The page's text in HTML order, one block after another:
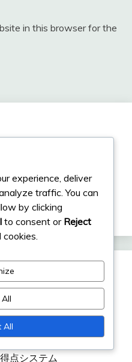
in this browser for the
ームプレイルール
ァウルとレット
点システム
experience, deliver
traffic. You can
by clicking
to consent or Reject
All